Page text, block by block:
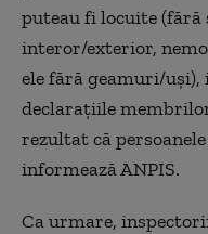
puteau fi locuite (fără
interor/exterior,
ele fără geamuri/uşi),
declaraţiile
rezultat că
informează ANPIS.
Ca urmare,